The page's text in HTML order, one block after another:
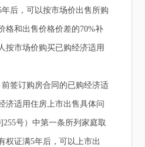
后，可以按市场价出售所购
格和出售价格价差的70%补
按市场价购买已购经济适用
签订购房合同的已购经济适
济适用住房上市出售具体问
号）中第一条所列家庭取
权证满5年后，可以上市出